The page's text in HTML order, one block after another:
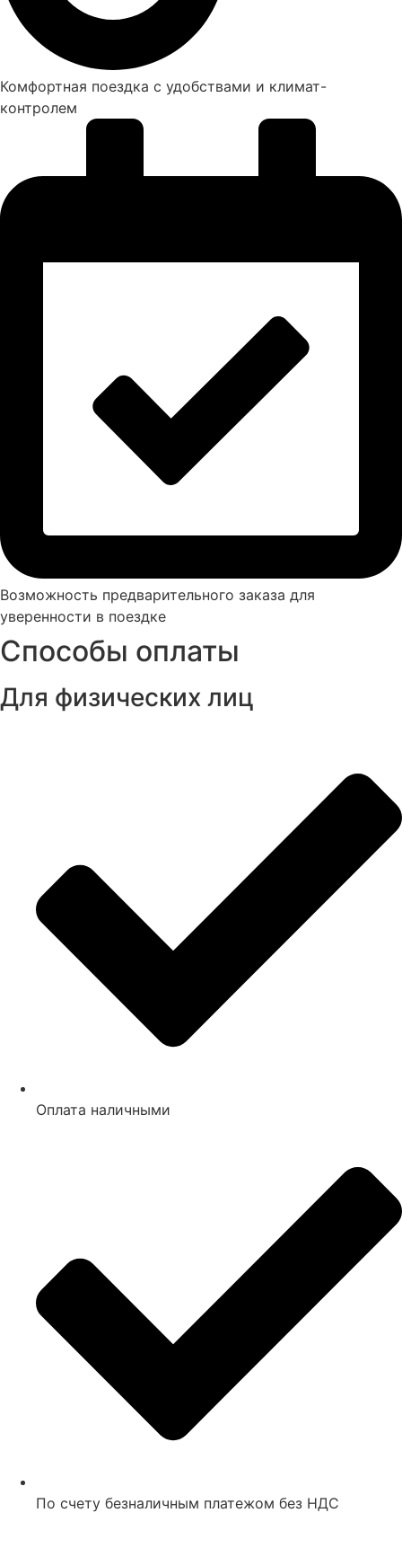
Комфортная поездка с удобствами и климат-
контролем
Возможность предварительного заказа для
уверенности в поездке
Способы оплаты
Для физических лиц
Оплата наличными
По счету безналичным платежом без НДС